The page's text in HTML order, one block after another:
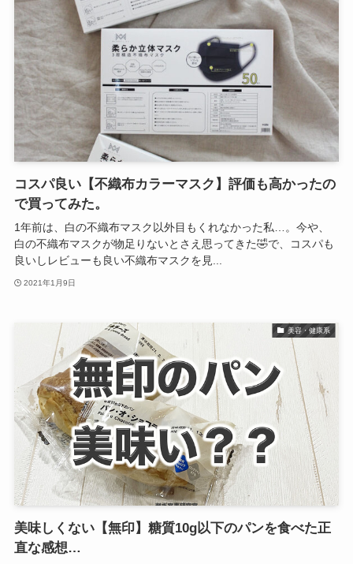
コスパ良い【不織布カラーマスク】評価も高かったの
で買ってみた。
1年前は、白の不織布マスク以外目もくれなかった私…。今や、
白の不織布マスクが物足りないとさえ思ってきた🤣で、コスパも
良いしレビューも良い不織布マスクを見...
2021年1月9日
美容・健康系
美味しくない【無印】糖質10g以下のパンを食べた正
直な感想…